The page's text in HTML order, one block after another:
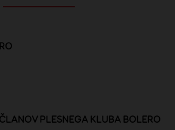
PLESNEGA KLUBA BOLERO